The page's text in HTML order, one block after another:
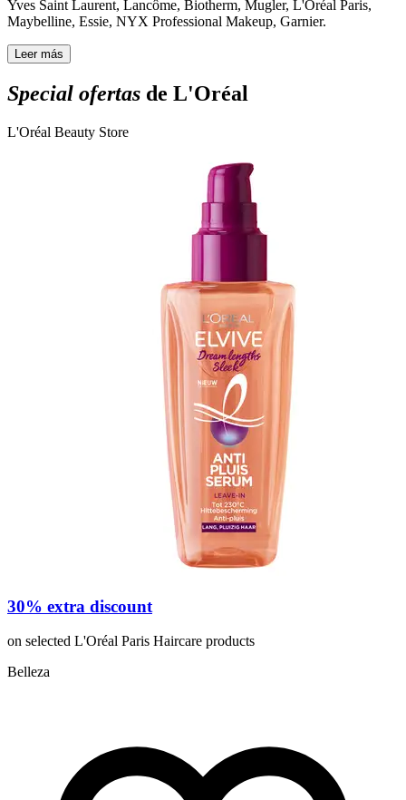
Yves Saint Laurent, Lancôme, Biotherm, Mugler, L'Oréal Paris,
Maybelline, Essie, NYX Professional Makeup, Garnier.
Leer más
Special ofertas de L'Oréal
L'Oréal Beauty Store
30% extra discount
on selected L'Oréal Paris Haircare products
Belleza